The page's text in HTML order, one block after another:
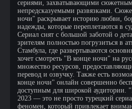
сериями, захватывающими
непредсказуемыми развязками.
ночи" раскрывает историю любви,
надежды, которые переплетаются в
Сериал снят с большой заботой о
зрителям полностью погрузиться в
Стамбула, где развертываются
хочет смотреть "В конце ночи" на
множество ресурсов,
перевод и озвучку. Также есть
конце ночи" онлайн совершенно
доступным для широкой аудитории.
2023 — это не просто турецкий
феномен, который привлекает